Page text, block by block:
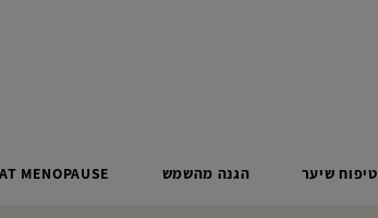
טיפוח שיער הגנה מהשמש AT MENOPAUSE